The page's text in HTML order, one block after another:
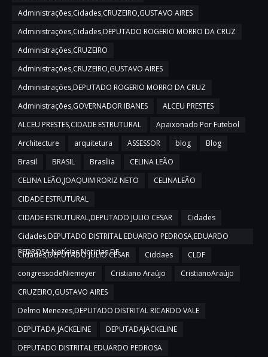
Administrações,Cidades,CRUZEIRO,GUSTAVO AIRES
Administrações,Cidades,DEPUTADO ROGERIO MORRO DA CRUZ
Administrações,CRUZEIRO
Administrações,CRUZEIRO,GUSTAVO AIRES
Administrações,DEPUTADO ROGERIO MORRO DA CRUZ
Administrações,GOVERNADOR IBANES
ALCEU PRESTES
ALCEU PRESTES,CIDADE ESTRUTURAL
Apaixonado Por Futebol
Architecture
arquitetura ASSESSOR blog
Blog
Brasil
BRASIL Brasília
CELINA LEÃO
CELINA LEÃO,JOAQUIM RORIZ NETO
CELINALEÃO
CIDADE ESTRUTURAL
CIDADE ESTRUTURAL,DEPUTADO JULIO CESAR
Cidades
Cidades,DEPUTADO DISTRITAL EDUARDO PEDROSA,EDUARDO
PEDROSA,Notícias,Noticias DF
Cidades,DEPUTADO JULIO CESAR Ciddaes
CLDF
congressodeNiemeyer
Cristiano Araújo
CristianoAraújo
CRUZEIRO,GUSTAVO AIRES
Delmo Menezes,DEPUTADO DISTRITAL RICARDO VALE
DEPUTADA JACKELINE
DEPUTADAJACKELINE
DEPUTADO DISTRITAL EDUARDO PEDROSA